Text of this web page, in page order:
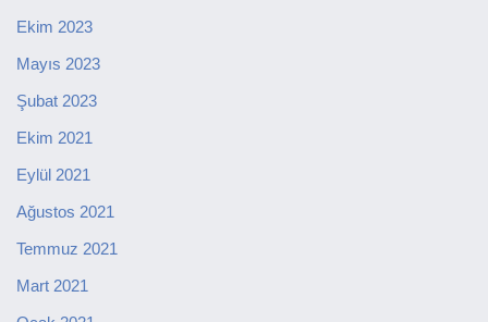
Ekim 2023
Mayıs 2023
Şubat 2023
Ekim 2021
Eylül 2021
Ağustos 2021
Temmuz 2021
Mart 2021